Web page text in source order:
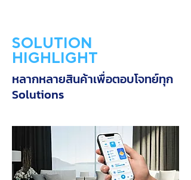
SOLUTION
HIGHLIGHT
หลากหลายสินค้าเพื่อตอบโจทย์ทุก
Solutions